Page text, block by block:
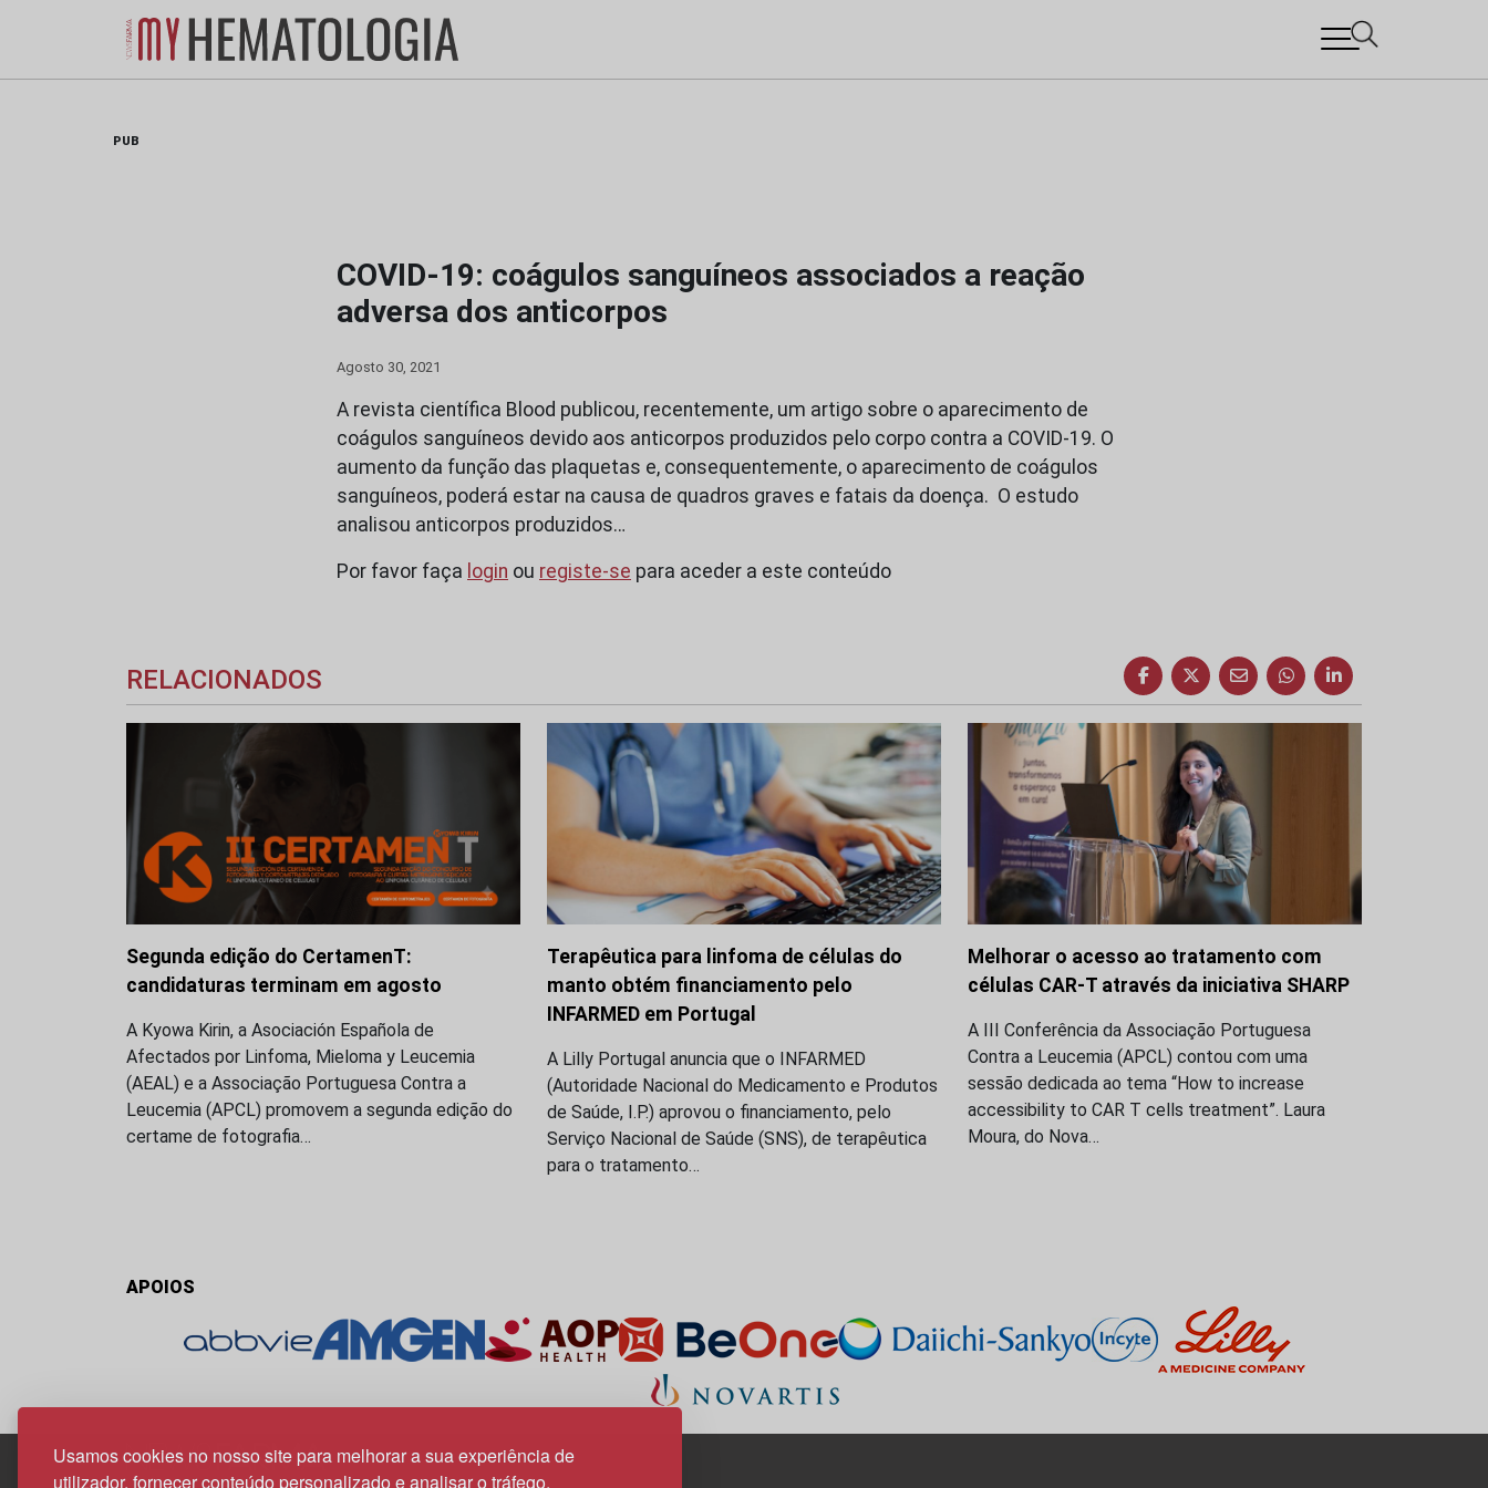
Usamos cookies no nosso site para melhorar a sua experiência de
utilizador, fornecer conteúdo personalizado e analisar o tráfego.
PUB
COVID-19: coágulos sanguíneos associados a reação
adversa dos anticorpos
Agosto 30, 2021
A revista científica Blood publicou, recentemente, um artigo sobre o aparecimento de
coágulos sanguíneos devido aos anticorpos produzidos pelo corpo contra a COVID-19. O
aumento da função das plaquetas e, consequentemente, o aparecimento de coágulos
sanguíneos, poderá estar na causa de quadros graves e fatais da doença. O estudo
analisou anticorpos produzidos…
Por favor faça login ou registe-se para aceder a este conteúdo
RELACIONADOS
Segunda edição do CertamenT:
candidaturas terminam em agosto
A Kyowa Kirin, a Asociación Española de
Afectados por Linfoma, Mieloma y Leucemia
(AEAL) e a Associação Portuguesa Contra a
Leucemia (APCL) promovem a segunda edição do
certame de fotografia…
Terapêutica para linfoma de células do
manto obtém financiamento pelo
INFARMED em Portugal
A Lilly Portugal anuncia que o INFARMED
(Autoridade Nacional do Medicamento e Produtos
de Saúde, I.P.) aprovou o financiamento, pelo
Serviço Nacional de Saúde (SNS), de terapêutica
para o tratamento…
Melhorar o acesso ao tratamento com
células CAR-T através da iniciativa SHARP
A III Conferência da Associação Portuguesa
Contra a Leucemia (APCL) contou com uma
sessão dedicada ao tema “How to increase
accessibility to CAR T cells treatment”. Laura
Moura, do Nova…
APOIOS